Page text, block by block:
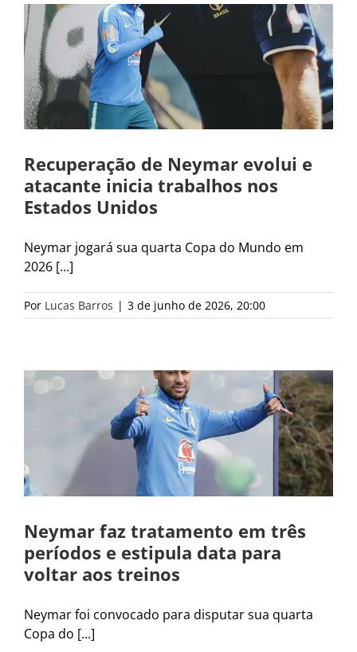
Recuperação de Neymar evolui e
atacante inicia trabalhos nos
Estados Unidos
Neymar jogará sua quarta Copa do Mundo em
2026 [...]
Por Lucas Barros | 3 de junho de 2026, 20:00
Neymar faz tratamento em três
períodos e estipula data para
voltar aos treinos
Neymar foi convocado para disputar sua quarta
Copa do [...]